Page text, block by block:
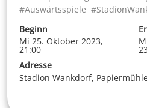
#Auswärtsspiele
Beginn
Mi 25. Oktober 2023,
21:00
Adresse
Stadion Wankdorf,